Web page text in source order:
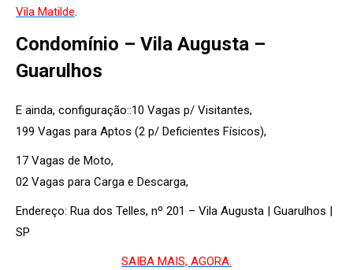
Vila Matilde.
Condomínio – Vila Augusta –
Guarulhos
E ainda, configuração::10 Vagas p/ Visitantes,
199 Vagas para Aptos (2 p/ Deficientes Físicos),
17 Vagas de Moto,
02 Vagas para Carga e Descarga,
Endereço: Rua dos Telles, nº 201 – Vila Augusta | Guarulhos |
SP
SAIBA MAIS, AGORA.